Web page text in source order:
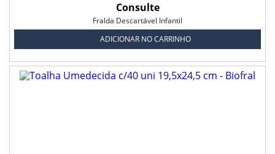
Consulte
Fralda Descartável Infantil
ADICIONAR NO CARRINHO